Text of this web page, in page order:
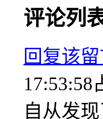
评论列
回复该
17:53:58
自从发